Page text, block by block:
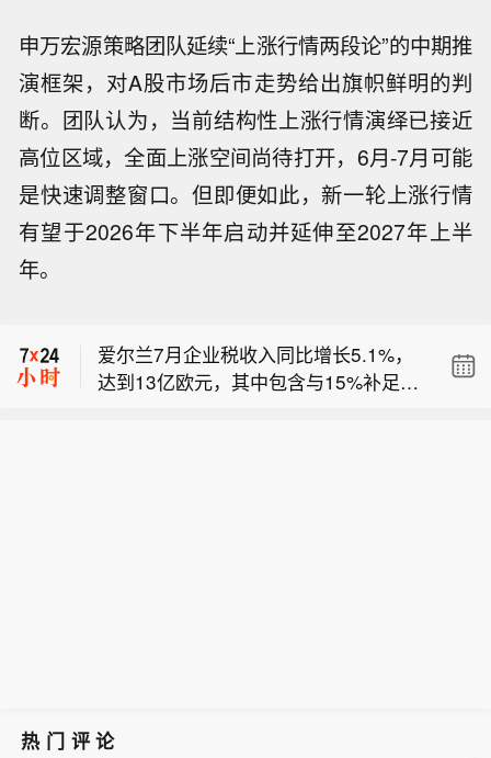
申万宏源策略团队延续“上涨行情两段论”的中期推
演框架，对A股市场后市走势给出旗帜鲜明的判
断。团队认为，当前结构性上涨行情演绎已接近
高位区域，全面上涨空间尚待打开，6月-7月可能
是快速调整窗口。但即便如此，新一轮上涨行情
有望于2026年下半年启动并延伸至2027年上半
年。
爱尔兰截至7月底税收收入增长6.0%
以色列军队5日在约旦河西岸多地展开
突袭和搜捕行动，造成至少9名巴勒斯
爱尔兰7月企业税收入同比增长5.1%，
达到13亿欧元，其中包含与15%补足税
热门评论